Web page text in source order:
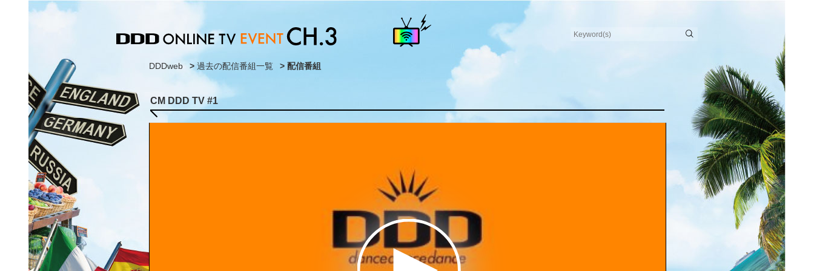
DDDweb > 過去の配信番組一覧 > 配信番組
CM DDD TV #1